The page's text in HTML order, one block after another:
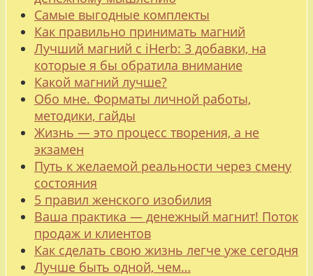
Самые выгодные комплекты
Как правильно принимать магний
Лучший магний с iHerb: 3 добавки, на
которые я бы обратила внимание
Какой магний лучше?
Обо мне. Форматы личной работы,
методики, гайды
Жизнь — это процесс творения, а не
экзамен
Путь к желаемой реальности через смену
состояния
5 правил женского изобилия
Ваша практика — денежный магнит! Поток
продаж и клиентов
Как сделать свою жизнь легче уже сегодня
Лучше быть одной, чем…